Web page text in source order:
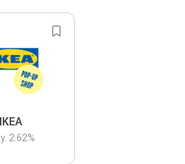
IKEA
2.62%